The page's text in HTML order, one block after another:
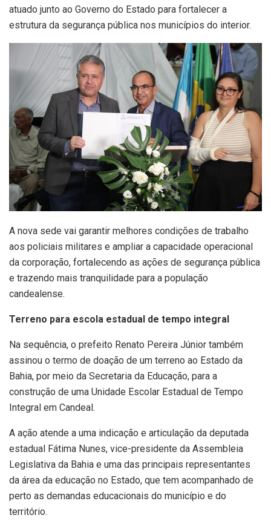
atuado junto ao Governo do Estado para fortalecer a
estrutura da segurança pública nos municípios do interior.
A nova sede vai garantir melhores condições de trabalho
aos policiais militares e ampliar a capacidade operacional
da corporação, fortalecendo as ações de segurança pública
e trazendo mais tranquilidade para a população
candealense.
Terreno para escola estadual de tempo integral
Na sequência, o prefeito Renato Pereira Júnior também
assinou o termo de doação de um terreno ao Estado da
Bahia, por meio da Secretaria da Educação, para a
construção de uma Unidade Escolar Estadual de Tempo
Integral em Candeal.
A ação atende a uma indicação e articulação da deputada
estadual Fátima Nunes, vice-presidente da Assembleia
Legislativa da Bahia e uma das principais representantes
da área da educação no Estado, que tem acompanhado de
perto as demandas educacionais do município e do
território.